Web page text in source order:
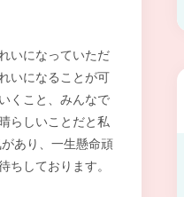
いになっていただ
いになることが可
くこと、みんなで
らしいことだと私
あり、一生懸命頑
ちしております。